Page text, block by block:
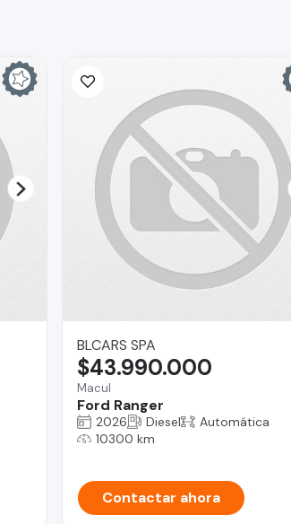
BLCARS SPA
Macul
Ford Ranger
$43.990.000
2026 Diesel
Automática
10300 km
Contactar ahora